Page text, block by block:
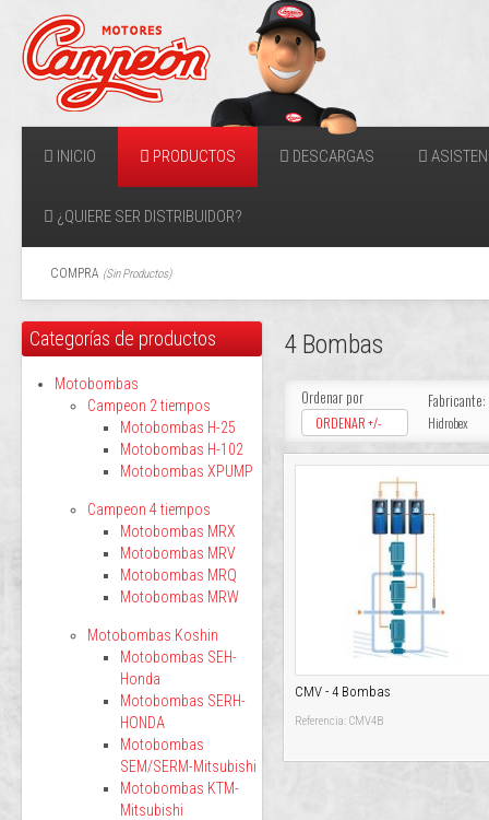
INICIO PRODUCTOS DESCARGAS
¿QUIERE SER DISTRIBUIDOR?
COMPRA (Sin Productos)
4 Bombas
Ordenar por
ORDENAR +/-
Fabricante:
Hidrobex
CMV - 4 Bombas
Referencia: CMV4B
Categorías de productos
Motobombas
Campeon 2 tiempos
Motobombas H-25
Motobombas H-102
Motobombas XPUMP
Campeon 4 tiempos
Motobombas MRX
Motobombas MRV
Motobombas MRQ
Motobombas MRW
Motobombas Koshin
Motobombas SEH-
Honda
Motobombas SERH-
HONDA
Motobombas
SEM/SERM-Mitsubishi
Motobombas KTM-
Mitsubishi